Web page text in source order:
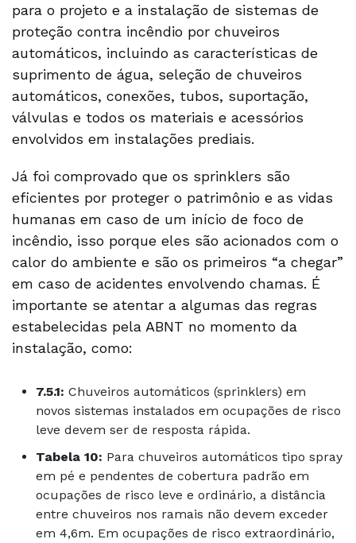
para o projeto e a instalação de sistemas de
proteção contra incêndio por chuveiros
automáticos, incluindo as características de
suprimento de água, seleção de chuveiros
automáticos, conexões, tubos, suportação,
válvulas e todos os materiais e acessórios
envolvidos em instalações prediais.
Já foi comprovado que os sprinklers são
eficientes por proteger o patrimônio e as vidas
humanas em caso de um início de foco de
incêndio, isso porque eles são acionados com o
calor do ambiente e são os primeiros “a chegar”
em caso de acidentes envolvendo chamas. É
importante se atentar a algumas das regras
estabelecidas pela ABNT no momento da
instalação, como:
7.5.1: Chuveiros automáticos (sprinklers) em
novos sistemas instalados em ocupações de risco
leve devem ser de resposta rápida.
Tabela 10: Para chuveiros automáticos tipo spray
em pé e pendentes de cobertura padrão em
ocupações de risco leve e ordinário, a distância
entre chuveiros nos ramais não devem exceder
em 4,6m. Em ocupações de risco extraordinário,